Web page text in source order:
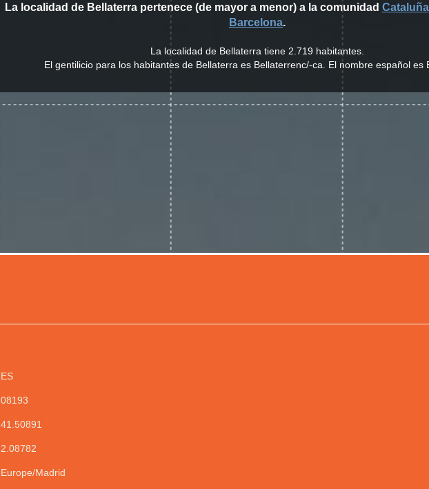
ES
08193
41.50891
2.08782
Europe/Madrid
La localidad de Bellaterra pertenece (de mayor a menor) a la comunidad Cataluña
Barcelona.
La localidad de Bellaterra tiene 2.719 habitantes.
El gentilicio para los habitantes de Bellaterra es Bellaterrenc/-ca. El nombre español es